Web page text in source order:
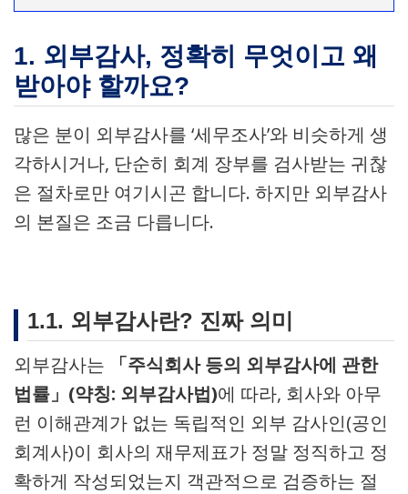
1. 외부감사, 정확히 무엇이고 왜
받아야 할까요?
많은 분이 외부감사를 ‘세무조사’와 비슷하게 생
각하시거나, 단순히 회계 장부를 검사받는 귀찮
은 절차로만 여기시곤 합니다. 하지만 외부감사
의 본질은 조금 다릅니다.
1.1. 외부감사란? 진짜 의미
외부감사는
「주식회사 등의 외부감사에 관한
법률」(약칭: 외부감사법)에 따라, 회사와 아무
런 이해관계가 없는 독립적인 외부 감사인(공인
회계사)이 회사의 재무제표가 정말 정직하고 정
확하게 작성되었는지 객관적으로 검증하는 절